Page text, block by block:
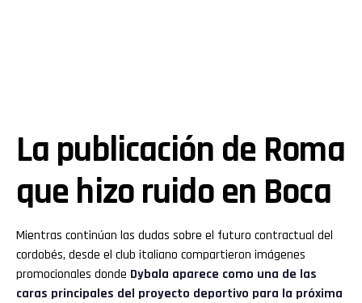
La publicación de Roma
que hizo ruido en Boca
Mientras continúan las dudas sobre el futuro contractual del
cordobés, desde el club italiano compartieron imágenes
promocionales donde Dybala aparece como una de las
caras principales del proyecto deportivo para la próxima